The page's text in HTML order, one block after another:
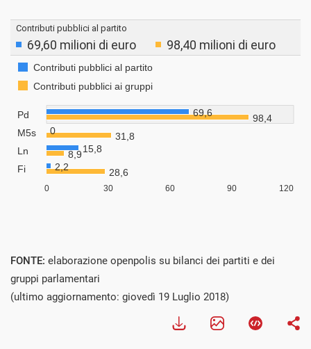
FONTE: elaborazione openpolis su bilanci dei partiti e dei
gruppi parlamentari
(ultimo aggiornamento: giovedì 19 Luglio 2018)